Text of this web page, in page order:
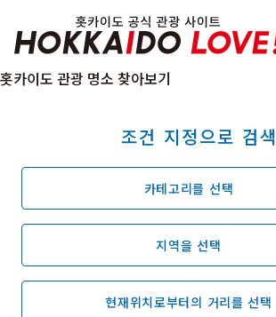
온천
지역 가이드
예약
홋카이도 관광 명소 찾아보기
조건 지정으로 검색
카테고리를 선택
지역을 선택
현재위치로부터의 거리를 선택